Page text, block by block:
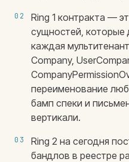
02
Ring 1 контракта —
сущностей, которые
каждая
Company,
переименование
бамп спеки и
вертикали.
03
Ring 2 на сегодня
бандлов в реестре